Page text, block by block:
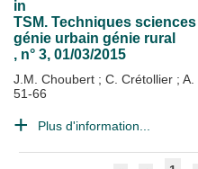
in
TSM. Techniques
génie urbain génie rural
, n° 3, 01/03/2015
J.M. Choubert ; C. Crétollier ; A.
51-66
Plus d'information...